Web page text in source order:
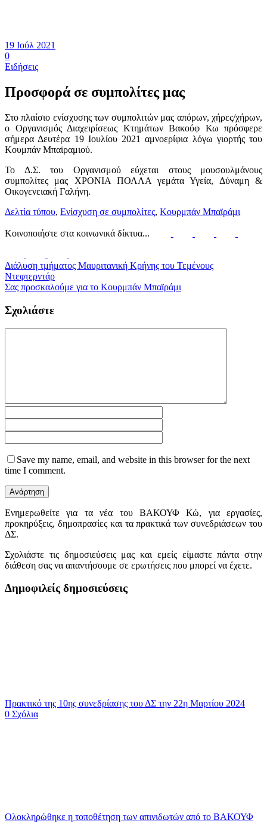
19 Ιούλ 2021
0
Ειδήσεις
Προσφορά σε συμπολίτες μας
Στο πλαίσιο ενίσχυσης των συμπολιτών μας απόρων, χήρες/χήρων,
ο Οργανισμός Διαχειρίσεως Κτημάτων Βακούφ Κω πρόσφερε
σήμερα Δευτέρα 19 Ιουλίου 2021 αμνοερίφια λόγω γιορτής του
Κουμπάν Μπαϊραμιού.
Το Δ.Σ. του Οργανισμού εύχεται στους μουσουλμάνους
συμπολίτες μας ΧΡΟΝΙΑ ΠΟΛΛΑ γεμάτα Υγεία, Δύναμη &
Οικογενειακή Γαλήνη.
Δελτία τύπου, Ενίσχυση σε συμπολίτες, Κουρμπάν Μπαϊράμι
Κοινοποιήστε στα κοινωνικά δίκτυα...
Διάλυση τμήματος Μαυριτανική Κρήνης του Τεμένους
Ντεφτερντάρ
Σας προσκαλούμε για το Κουρμπάν Μπαϊράμι
Σχολιάστε
Save my name, email, and website in this browser for the next
time I comment.
Ενημερωθείτε για τα νέα του ΒΑΚΟΥΦ Κώ, για εργασίες,
προκηρύξεις, δημοπρασίες και τα πρακτικά των συνεδριάσεων του
ΔΣ.
Σχολιάστε τις δημοσιεύσεις μας και εμείς είμαστε πάντα στην
διάθεση σας να απαντήσουμε σε ερωτήσεις που μπορεί να έχετε.
Δημοφιλείς δημοσιεύσεις
Πρακτικό της 10ης συνεδρίασης του ΔΣ την 22η Μαρτίου 2024
0 Σχόλια
Ολοκληρώθηκε η τοποθέτηση των απινιδωτών από το ΒΑΚΟΥΦ